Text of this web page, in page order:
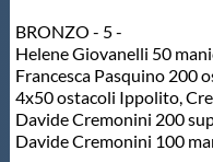
BRONZO - 5 -
Helene Giovanelli 50
Francesca Pasquino 200
4x50 ostacoli Ippolito,
Davide Cremonini 200
Davide Cremonini 100